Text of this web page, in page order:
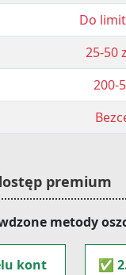
Do
25-50
200-
premium
metody
kont ✅